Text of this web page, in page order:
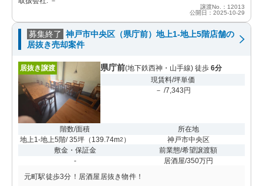
譲渡No.：12013
公開日：2025-10-29
募集終了 神戸市中央区（県庁前）地上1-地上5階店舗の
居抜き売却案件
居抜き譲渡 県庁前(地下鉄西神・山手線) 徒歩 6分
現賃料/坪単価
－ /7,343円
階数/面積
地上1-地上5階/ 35坪（ 139.74m2 ）
所在地
神戸市中央区
敷金・保証金
-
前業態/希望譲渡額
居酒屋/350万円
元町駅徒歩3分！居酒屋居抜き物件！